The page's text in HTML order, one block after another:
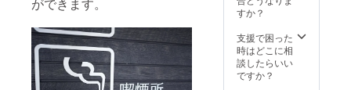
みは
間なく
掲示致
しま
す。
アル
コール
の持
込・提
給はご
せん。
・新宿
Naked
Loftで
ツ”もプ
ト！
※Ｔ
シャツ
すか？
支援で困った
時はどこに相
談したらいい
ですか？